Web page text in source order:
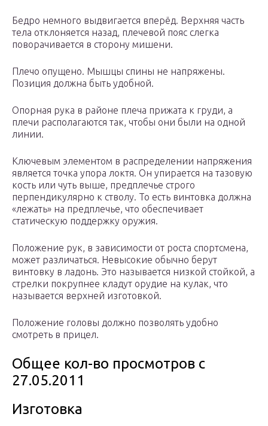
Бедро немного выдвигается вперёд. Верхняя часть
тела отклоняется назад, плечевой пояс слегка
поворачивается в сторону мишени.
Плечо опущено. Мышцы спины не напряжены.
Позиция должна быть удобной.
Опорная рука в районе плеча прижата к груди, а
плечи располагаются так, чтобы они были на одной
линии.
Ключевым элементом в распределении напряжения
является точка упора локтя. Он упирается на тазовую
кость или чуть выше, предплечье строго
перпендикулярно к стволу. То есть винтовка должна
«лежать» на предплечье, что обеспечивает
статическую поддержку оружия.
Положение рук, в зависимости от роста спортсмена,
может различаться. Невысокие обычно берут
винтовку в ладонь. Это называется низкой стойкой, а
стрелки покрупнее кладут орудие на кулак, что
называется верхней изготовкой.
Положение головы должно позволять удобно
смотреть в прицел.
Общее кол-во просмотров с
27.05.2011
Изготовка